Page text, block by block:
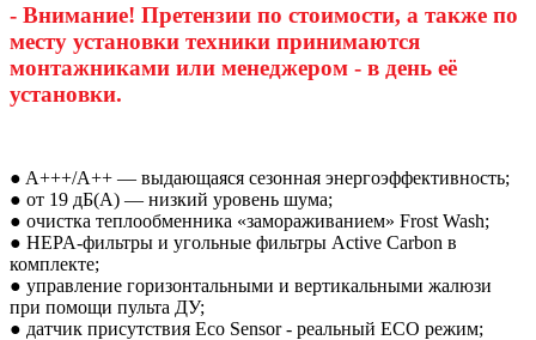
- Внимание! Претензии по стоимости, а также по
месту установки техники принимаются
монтажниками или менеджером - в день её
установки.
● A+++/A++ — выдающаяся сезонная энергоэффективность;
● от 19 дБ(А) — низкий уровень шума;
● очистка теплообменника «замораживанием» Frost Wash;
● HEPA-фильтры и угольные фильтры Active Carbon в
комплекте;
● управление горизонтальными и вертикальными жалюзи
при помощи пульта ДУ;
● датчик присутствия Eco Sensor - реальный ECO режим;